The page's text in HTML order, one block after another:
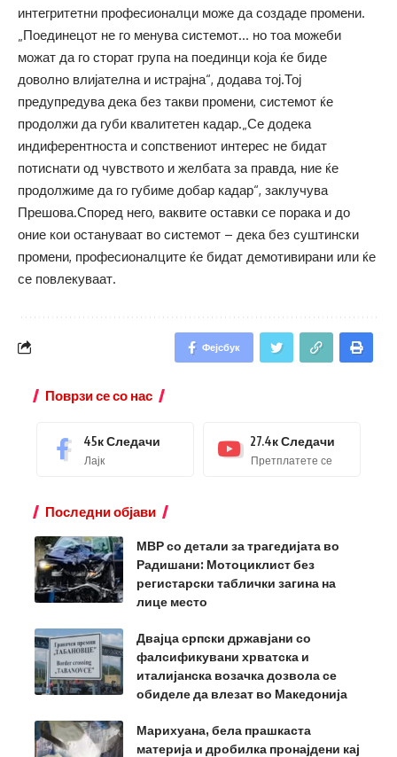
интегритетни професионалци може да создаде промени.
„Поединецот не го менува системот… но тоа можеби
можат да го сторат група на поединци која ќе биде
доволно влијателна и истрајна“, додава тој.Тој
предупредува дека без такви промени, системот ќе
продолжи да губи квалитетен кадар.„Се додека
индиферентноста и сопствениот интерес не бидат
потиснати од чувството и желбата за правда, ние ќе
продолжиме да го губиме добар кадар“, заклучува
Прешова.Според него, ваквите оставки се порака и до
оние кои остануваат во системот – дека без суштински
промени, професионалците ќе бидат демотивирани или ќе
се повлекуваат.
Фејсбук
Поврзи се со нас
45кСледачи
Лајк
27.4кСледачи
Претплатете се
Последни објави
МВР со детали за трагедијата во
Радишани: Мотоциклист без
регистарски таблички загина на
лице место
Двајца српски државјани со
фалсификувани хрватска и
италијанска возачка дозвола се
обиделе да влезат во Македонија
Марихуана, бела прашкаста
материја и дробилка пронајдени кај